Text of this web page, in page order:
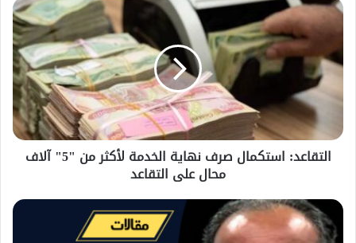
التقاعد: استكمال صرف نهاية الخدمة لأكثر من "5" آلاف
محال على التقاعد